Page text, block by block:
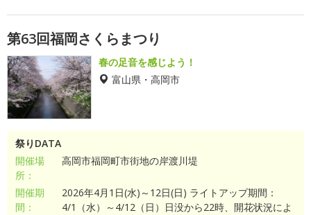
第63回福岡さくらまつり
春の足音を感じよう！
富山県・高岡市
祭りDATA
開催場
所：
高岡市福岡町市街地の岸渡川堤
開催期
間：
2026年4月1日(水)～12日(日) ライトアップ期間：
4/1（水）～4/12（日）日没から22時、開花状況によ